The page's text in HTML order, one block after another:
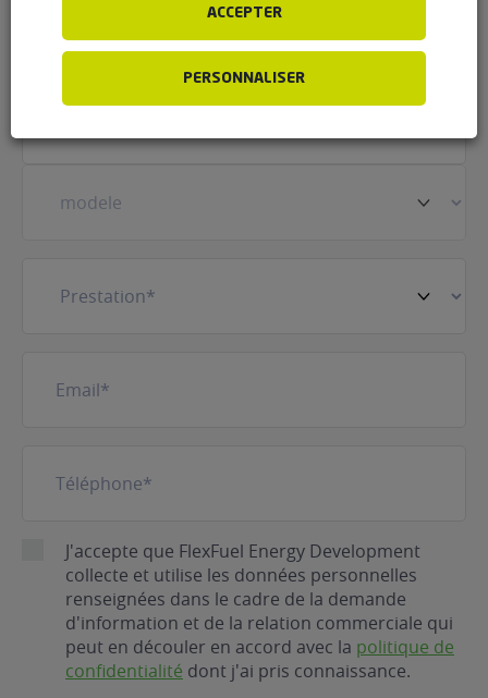
Votre
mail(Nécessaire)
RGPDJ'accepte que FlexFuel Energy Development
collecte et utilise les données personnelles
renseignées dans le cadre de la demande
d'information et de la relation commerciale qui
peut en découler en accord avec la politique de
confidentialité dont j'ai pris connaissance.
ACCEPTER
PERSONNALISER